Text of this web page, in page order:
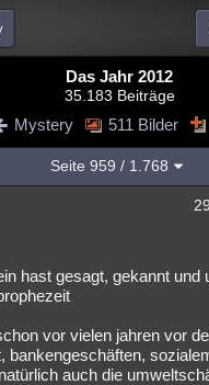
Blogs Videos
Neuigkeiten
Unterhaltung
Träume Orte Esoterik
Das Jahr 2012
35.183 Beiträge
Mystery 511 Bilder
Seite 959 / 1.768
hast gesagt, gekannt und
vor vielen jahren vor
bankengeschäften,
auch die